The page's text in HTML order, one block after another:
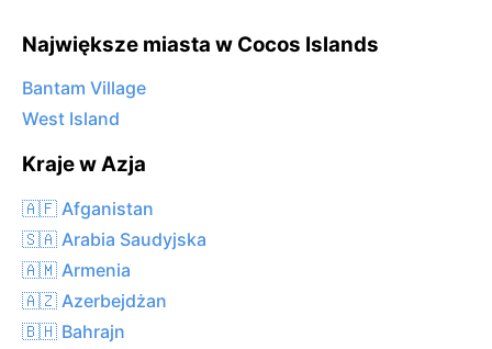
Największe miasta w Cocos Islands
Bantam Village
West Island
Kraje w Azja
🇦🇫 Afganistan
🇸🇦 Arabia Saudyjska
🇦🇲 Armenia
🇦🇿 Azerbejdżan
🇧🇭 Bahrajn